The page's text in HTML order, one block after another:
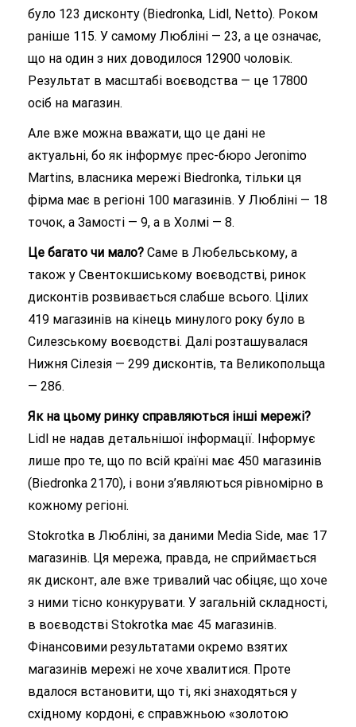
було 123 дисконту (Biedronka, Lidl, Netto). Роком
раніше 115. У самому Любліні — 23, а це означає,
що на один з них доводилося 12900 чоловік.
Результат в масштабі воєводства — це 17800
осіб на магазин.
Але вже можна вважати, що це дані не
актуальні, бо як інформує прес-бюро Jeronimo
Martins, власника мережі Biedronka, тільки ця
фірма має в регіоні 100 магазинів. У Любліні — 18
точок, а Замості — 9, а в Холмі — 8.
Це багато чи мало? Саме в Любельському, а
також у Свентокшиському воєводстві, ринок
дисконтів розвивається слабше всього. Цілих
419 магазинів на кінець минулого року було в
Силезському воєводстві. Далі розташувалася
Нижня Сілезія — 299 дисконтів, та Великопольща
— 286.
Як на цьому ринку справляються інші мережі?
Lidl не надав детальнішої інформації. Інформує
лише про те, що по всій країні має 450 магазинів
(Biedronka 2170), і вони з’являються рівномірно в
кожному регіоні.
Stokrotka в Любліні, за даними Media Side, має 17
магазинів. Ця мережа, правда, не сприймається
як дисконт, але вже тривалий час обіцяє, що хоче
з ними тісно конкурувати. У загальній складності,
в воєводстві Stokrotka має 45 магазинів.
Фінансовими результатами окремо взятих
магазинів мережі не хоче хвалитися. Проте
вдалося встановити, що ті, які знаходяться у
східному кордоні, є справжньою «золотою